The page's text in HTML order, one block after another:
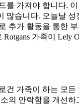
를 가져야 합니다.
많습니다. 오늘날 성
추가 활동을 통한
가족이 Lely
건 가족이 하는 모든
의 안락함을 개선